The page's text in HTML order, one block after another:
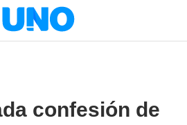
confesión de